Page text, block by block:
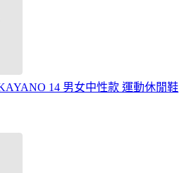
14 男女中性款 運動休閒鞋